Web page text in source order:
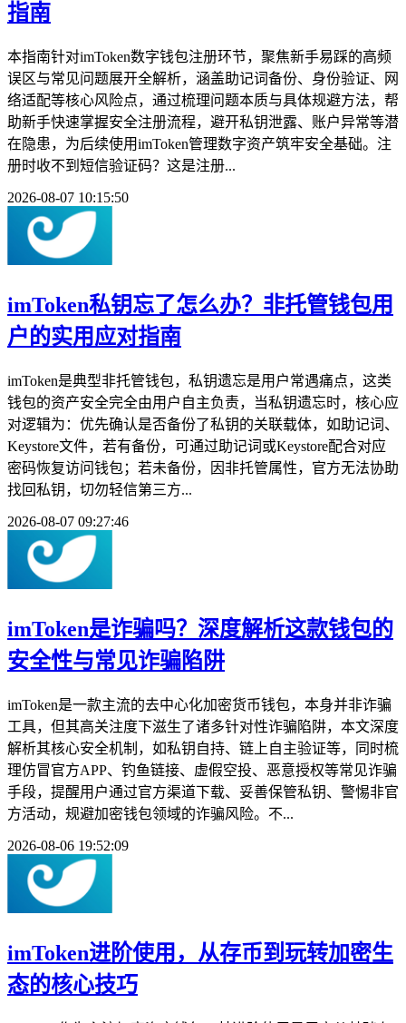
指南
本指南针对imToken数字钱包注册环节，聚焦新手易踩的高频
误区与常见问题展开全解析，涵盖助记词备份、身份验证、网
络适配等核心风险点，通过梳理问题本质与具体规避方法，帮
助新手快速掌握安全注册流程，避开私钥泄露、账户异常等潜
在隐患，为后续使用imToken管理数字资产筑牢安全基础。注
册时收不到短信验证码？这是注册...
2026-08-07 10:15:50
imToken私钥忘了怎么办？非托管钱包用
户的实用应对指南
imToken是典型非托管钱包，私钥遗忘是用户常遇痛点，这类
钱包的资产安全完全由用户自主负责，当私钥遗忘时，核心应
对逻辑为：优先确认是否备份了私钥的关联载体，如助记词、
Keystore文件，若有备份，可通过助记词或Keystore配合对应
密码恢复访问钱包；若未备份，因非托管属性，官方无法协助
找回私钥，切勿轻信第三方...
2026-08-07 09:27:46
imToken是诈骗吗？深度解析这款钱包的
安全性与常见诈骗陷阱
imToken是一款主流的去中心化加密货币钱包，本身并非诈骗
工具，但其高关注度下滋生了诸多针对性诈骗陷阱，本文深度
解析其核心安全机制，如私钥自持、链上自主验证等，同时梳
理仿冒官方APP、钓鱼链接、虚假空投、恶意授权等常见诈骗
手段，提醒用户通过官方渠道下载、妥善保管私钥、警惕非官
方活动，规避加密钱包领域的诈骗风险。不...
2026-08-06 19:52:09
imToken进阶使用，从存币到玩转加密生
态的核心技巧